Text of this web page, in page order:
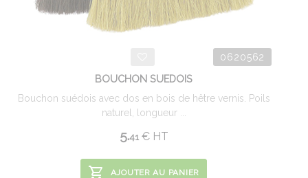
0620562
BOUCHON SUEDOIS
Bouchon suédois avec dos en bois de hêtre vernis. Poils
naturel, longueur ...
5.41 €HT
AJOUTER AU PANIER